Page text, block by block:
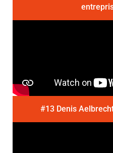
#13 Denis